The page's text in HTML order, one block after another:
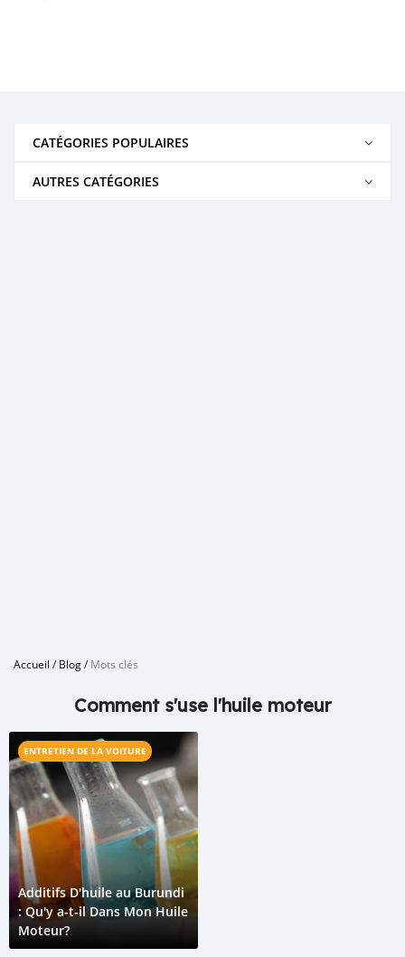
CATÉGORIES POPULAIRES
AUTRES CATÉGORIES
Accueil /Blog/Mots clés
Comment s'use l'huile moteur
ENTRETIEN DE LA VOITURE
Additifs D'huile au Burundi
: Qu'y a-t-il Dans Mon Huile
Moteur?